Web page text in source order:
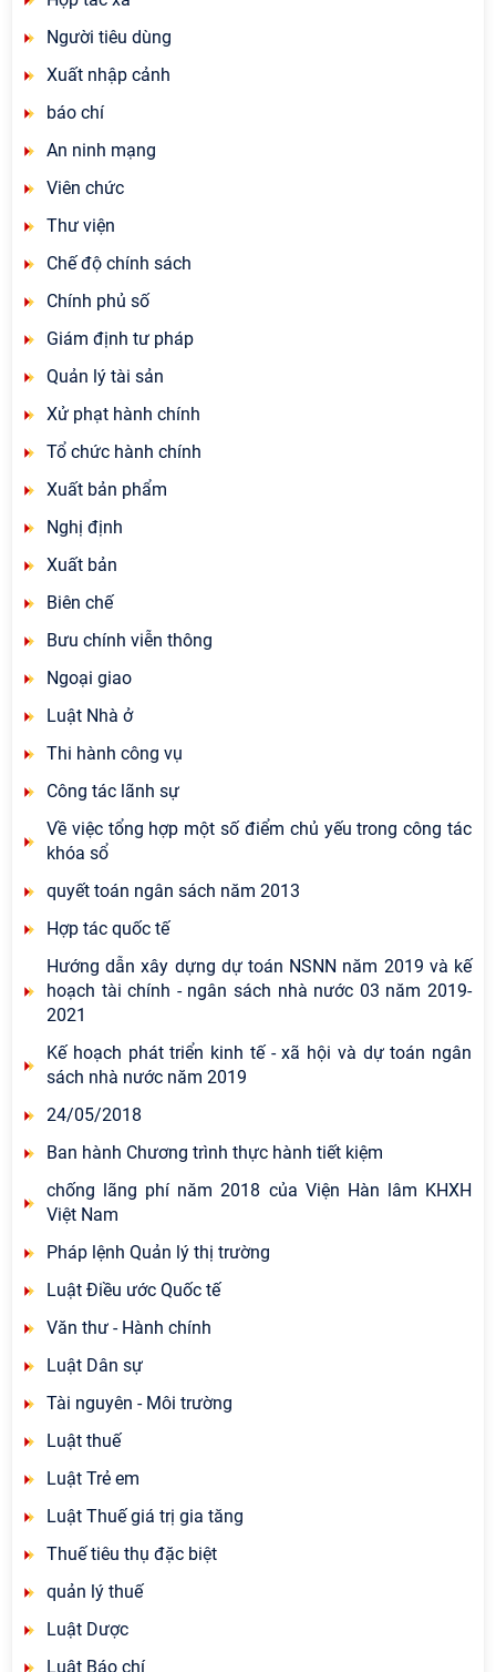
Người tiêu dùng
Xuất nhập cảnh
báo chí
An ninh mạng
Viên chức
Thư viện
Chế độ chính sách
Chính phủ số
Giám định tư pháp
Quản lý tài sản
Xử phạt hành chính
Tổ chức hành chính
Xuất bản phẩm
Nghị định
Xuất bản
Biên chế
Bưu chính viễn thông
Ngoại giao
Luật Nhà ở
Thi hành công vụ
Công tác lãnh sự
Về việc tổng hợp một số điểm chủ yếu trong công tác
khóa sổ
quyết toán ngân sách năm 2013
Hợp tác quốc tế
Hướng dẫn xây dựng dự toán NSNN năm 2019 và kế
hoạch tài chính - ngân sách nhà nước 03 năm 2019-
2021
Kế hoạch phát triển kinh tế - xã hội và dự toán ngân
sách nhà nước năm 2019
24/05/2018
Ban hành Chương trình thực hành tiết kiệm
chống lãng phí năm 2018 của Viện Hàn lâm KHXH
Việt Nam
Pháp lệnh Quản lý thị trường
Luật Điều ước Quốc tế
Văn thư - Hành chính
Luật Dân sự
Tài nguyên - Môi trường
Luật thuế
Luật Trẻ em
Luật Thuế giá trị gia tăng
Thuế tiêu thụ đặc biệt
quản lý thuế
Luật Dược
Luật Báo chí